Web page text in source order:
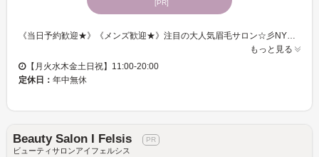
[PR]
《当日予約歓迎★》《メンズ歓迎★》注目の大人気眉毛サロン☆彡NYやロンドンで活躍した有名アイブロウリスト担当。眉毛のことを知り尽くした実力派のアイブロウリストが集結。9割の人が通い続ける話題の眉毛専門店◎ハリウッドブロウリフト/アイブロウWAXなど眉毛メニュー多数。 眉毛は顔の印象の8割を決めると言われています。 眉毛一つで、その人の雰囲気は、凛々しくもなり、優しくもなり、可愛くもなり、頼れる男らしくもなります。 私たちi’m （アイム） は、そんな重要なパーツである眉毛を、お客様の輪郭や自眉毛の特徴を活かして、似合う眉毛デザインをご提案いたします。 また、普段のメイクや、ファッション、なりたい雰囲気もお聞かせいただきながら、ご納得のいくデザインを、確かなアイブロウスキルで叶えさせて頂きます。 アイブロウデザインのエキスパートたちへ、是非一度ご相談下さい。 i’m（アイム）スタッフ一同、皆様のご来店を心からお待ちしております。
もっと見る
【月火水木金土日祝】11:00-20:00
定休日： 年中無休
Beauty Salon I Felsis
ビューティサロンアイフェルシス